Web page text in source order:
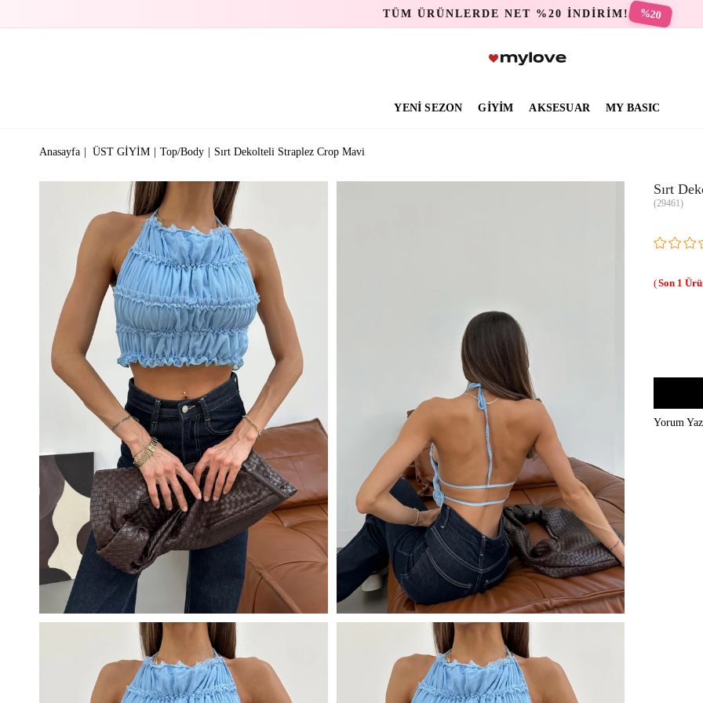
TÜM ÜRÜNLERDE NET %20 İNDİRİM! %20
YENİ SEZON GİYİM AKSESUAR MY BASIC
Anasayfa ÜST GİYİM Top/Body Sırt Dekolteli Straplez Crop Mavi
Sırt
(29461)
1
Yorum Yaz